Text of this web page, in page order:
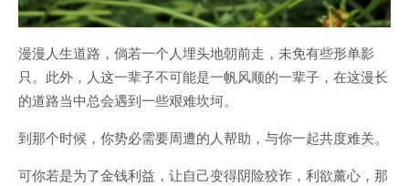
漫漫人生道路，倘若一个人埋头地朝前走，未免有些形单影
只。此外，人这一辈子不可能是一帆风顺的一辈子，在这漫长
的道路当中总会遇到一些艰难坎坷。
到那个时候，你势必需要周遭的人帮助，与你一起共度难关。
可你若是为了金钱利益，让自己变得阴险狡诈，利欲薰心，那